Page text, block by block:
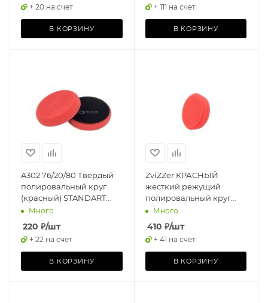
+ 20 на счет
В КОРЗИНУ
+ 111 на счет
В КОРЗИНУ
A302 76/20/80 Твердый
полировальный круг
(красный) STANDART
PAD (RED)
Много
220 ₽/шт
+ 22 на счет
В КОРЗИНУ
ZviZZer КРАСНЫЙ
жесткий режущий
полировальный круг
"ТРАПЕЦИЯ" 70/20/55
Много
410 ₽/шт
+ 41 на счет
В КОРЗИНУ